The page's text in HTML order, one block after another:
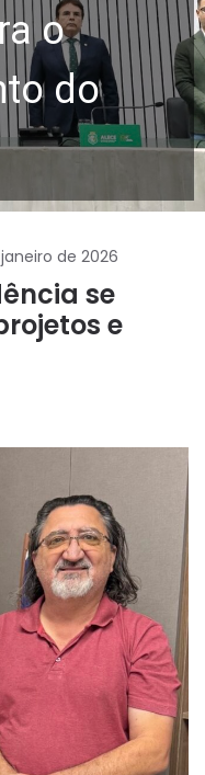
o
do
de 2026
se
e